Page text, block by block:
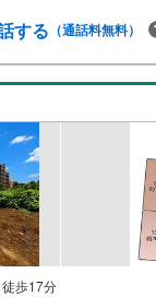
チャイルドシートのご
年間8000棟以上の限
だから出会える物件
絡・ご相談ください
を含めた数社でのみ
ロップメントの物件
する （通話料無料）
歩17分